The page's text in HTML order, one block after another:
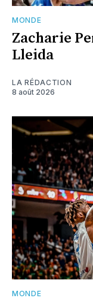
MONDE
Zacharie
Lleida
LA RÉDACTION
8 août 2026
MONDE